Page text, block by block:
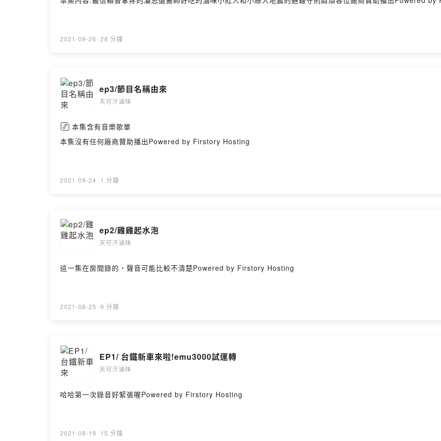
2021-09-26 · 28 分鐘
ep3/節目名稱由來
天可汗滷味
本集含有音樂歌單
本集沒有任何廠商贊助播出Powered by Firstory Hosting
2021-09-24 · 1 分鐘
ep2/雞雞起水泡
天可汗滷味
這一集在房間錄的，聲音可能比較不清楚Powered by Firstory Hosting
2021-08-25 · 9 分鐘
EP1/ 台鐵新車來啦!emu3000試運轉
天可汗滷味
哈哈第一次錄音好緊張喔Powered by Firstory Hosting
2021-08-19 · 15 分鐘